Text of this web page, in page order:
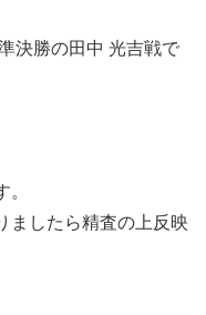
決勝の田中 光吉戦で
ましたら精査の上反映